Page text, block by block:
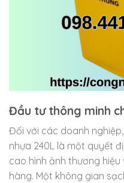
Đầu tư thông minh
Đối với các doanh
nhựa 240L là một quyết
cao hình ảnh thương
hàng. Một không gian